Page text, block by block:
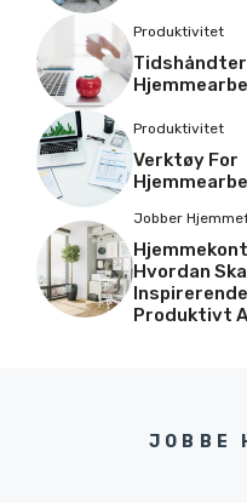
Produktivitet
Produktivitet
Verktøy For
Jobber
Hvordan
Produktivt
JOBBE